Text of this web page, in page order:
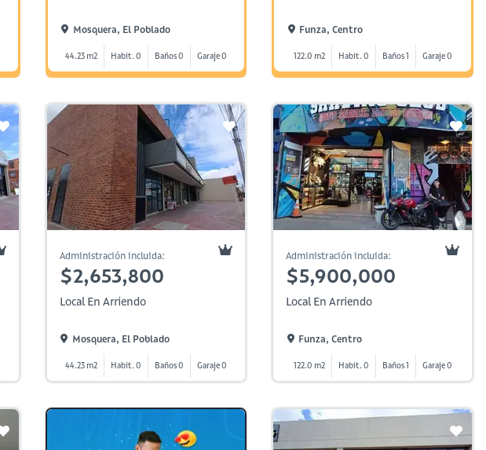
Mosquera, El Poblado
44.23 m2 Habit. 0 Baños 0 Garaje 0
Funza, Centro
122.0 m2 Habit. 0 Baños 1 Garaje 0
Administración incluida:
$2,653,800
Local En Arriendo
Mosquera, El Poblado
44.23 m2 Habit. 0 Baños 0 Garaje 0
Administración incluida:
$5,900,000
Local En Arriendo
Funza, Centro
122.0 m2 Habit. 0 Baños 1 Garaje 0